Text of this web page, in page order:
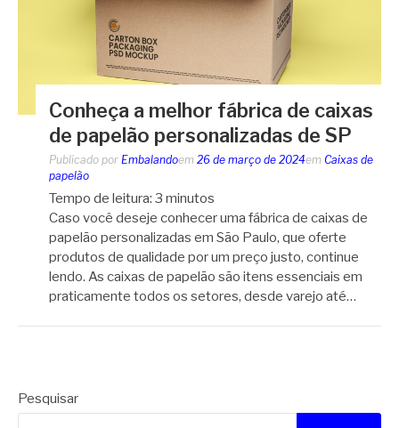
Conheça a melhor fábrica de caixas
de papelão personalizadas de SP
Publicado por Embalandoem 26 de março de 2024em Caixas de
papelão
Tempo de leitura: 3 minutos
Caso você deseje conhecer uma fábrica de caixas de
papelão personalizadas em São Paulo, que oferte
produtos de qualidade por um preço justo, continue
lendo. As caixas de papelão são itens essenciais em
praticamente todos os setores, desde varejo até…
Pesquisar